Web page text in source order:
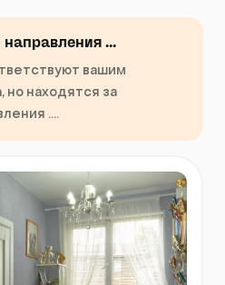
...
вашим
но находятся за
....